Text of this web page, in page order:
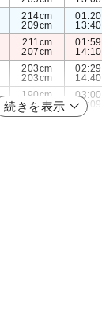
214cm
209cm
01:20
13:40
211cm
207cm
01:59
14:10
203cm
203cm
02:29
14:40
190cm
198cm
03:00
15:09
続きを表示